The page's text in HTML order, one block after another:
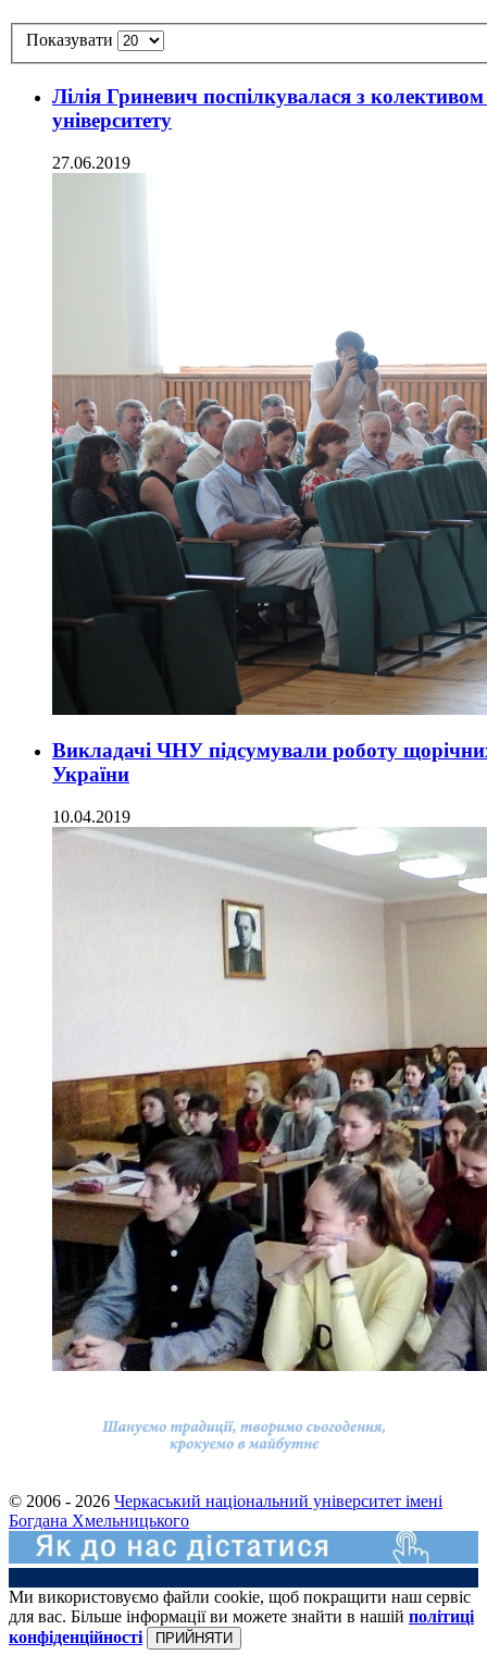
Показувати
Лілія Гриневич поспілкувалася з
університету
27.06.2019
Викладачі ЧНУ підсумували роботу
України
10.04.2019
© 2006 - 2026 Черкаський національний університет імені
Богдана Хмельницького
Ми використовуємо файли cookie, щоб покращити наш сервіс
для вас. Більше інформації ви можете знайти в нашій політиці
конфіденційності
ПРИЙНЯТИ